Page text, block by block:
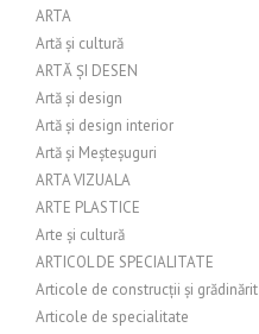
ARTA
Artă și cultură
ARTĂ ȘI DESEN
Artă și design
Artă și design interior
Artă și Meșteșuguri
ARTA VIZUALA
ARTE PLASTICE
Arte și cultură
ARTICOL DE SPECIALITATE
Articole de construcții și grădinărit
Articole de specialitate